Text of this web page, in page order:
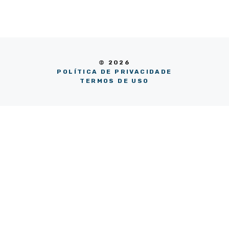
© 2026
POLÍTICA DE PRIVACIDADE
TERMOS DE USO